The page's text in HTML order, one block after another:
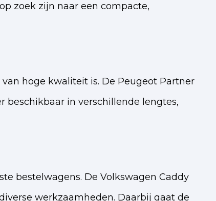
zoek zijn naar een compacte,
hoge kwaliteit is. De Peugeot Partner
beschikbaar in verschillende lengtes,
bestelwagens. De Volkswagen Caddy
werkzaamheden. Daarbij gaat de